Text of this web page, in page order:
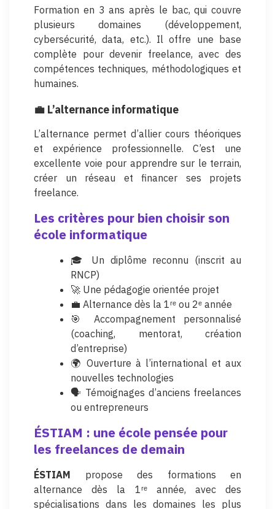
Formation en 3 ans après le bac, qui couvre
plusieurs domaines (développement,
cybersécurité, data, etc.). Il offre une base
complète pour devenir freelance, avec des
compétences techniques, méthodologiques et
humaines.
💼 L’alternance informatique
L’alternance permet d’allier cours théoriques
et expérience professionnelle. C’est une
excellente voie pour apprendre sur le terrain,
créer un réseau et financer ses projets
freelance.
Les critères pour bien choisir son
école informatique
🎓 Un diplôme reconnu (inscrit au
RNCP)
🚀 Une pédagogie orientée projet
💼 Alternance dès la 1ʳᵉ ou 2ᵉ année
🎯 Accompagnement personnalisé
(coaching, mentorat, création
d’entreprise)
🌍 Ouverture à l’international et aux
nouvelles technologies
🗣️ Témoignages d’anciens freelances
ou entrepreneurs
ÉSTIAM : une école pensée pour
les freelances de demain
ÉSTIAM propose des formations en
alternance dès la 1ʳᵉ année, avec des
spécialisations dans les domaines les plus